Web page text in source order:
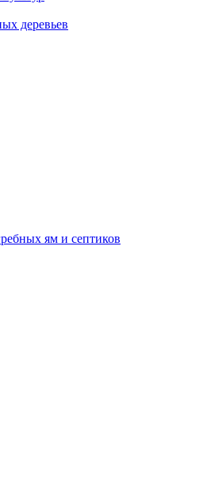
деревьев
ям и септиков